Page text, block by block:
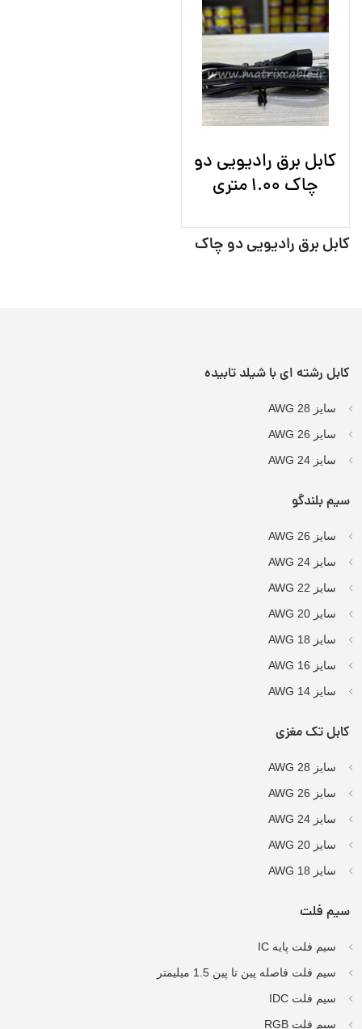
کابل برق رادیویی دو
چاک 1.00 متری
کابل برق رادیویی دو چاک
کابل رشته ای با شیلد تابیده
سایز AWG 28
سایز AWG 26
سایز AWG 24
سیم بلندگو
سایز AWG 26
سایز AWG 24
سایز AWG 22
سایز AWG 20
سایز AWG 18
سایز AWG 16
سایز AWG 14
کابل تک مغزی
سایز AWG 28
سایز AWG 26
سایز AWG 24
سایز AWG 20
سایز AWG 18
سیم فلت
سیم فلت پایه IC
سیم فلت فاصله پین تا پین 1.5 میلیمتر
سیم فلت IDC
سیم فلت RGB